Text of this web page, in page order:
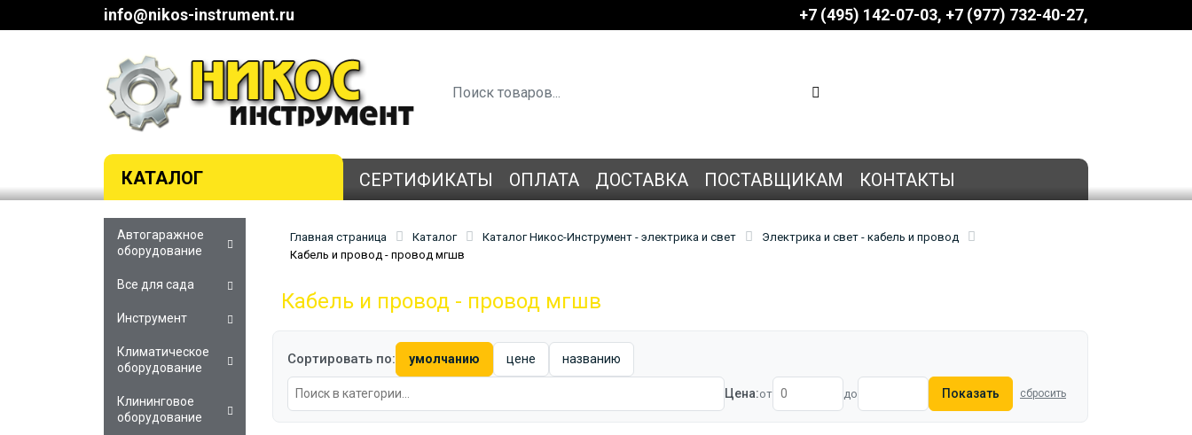
info@nikos-instrument.ru +7 (495) 142-07-03 ‎‎+7 (977) 732-40-27
КАТАЛОГ СЕРТИФИКАТЫ ОПЛАТА ДОСТАВКА ПОСТАВЩИКАМ КОНТАКТЫ
Главная страница Каталог Каталог Никос-Инструмент - электрика и свет
Электрика и свет - кабель и провод
Кабель и провод - провод мгшв
Кабель и провод - провод мгшв
Сортировать по: умолчанию цене названию
Цена:от до Показать сбросить
Автогаражное
оборудование
Все для сада
Инструмент
Климатическое
оборудование
Клининговое
оборудование